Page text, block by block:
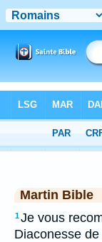
> Romains 16
Martin Bible
1Je vous
Diaconesse